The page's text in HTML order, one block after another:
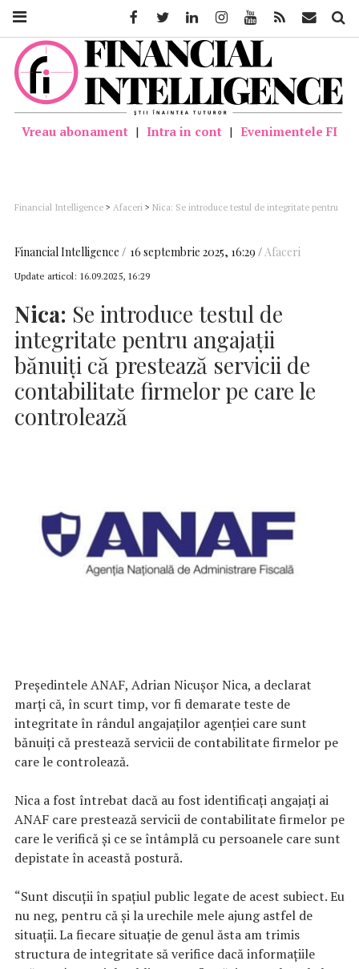
Vreau abonament | Intra in cont | Evenimentele FI
Financial Intelligence > Afaceri > Nica: Se introduce testul de integritate pentru
Financial Intelligence 16 septembrie 2025, 16:29 Afaceri
Update articol: 16.09.2025, 16:29
Nica: Se introduce testul de
integritate pentru angajaţii
bănuiţi că prestează servicii de
contabilitate firmelor pe care le
controlează
Preşedintele ANAF, Adrian Nicuşor Nica, a declarat
marţi că, în scurt timp, vor fi demarate teste de
integritate în rândul angajaţilor agenţiei care sunt
bănuiţi că prestează servicii de contabilitate firmelor pe
care le controlează.
Nica a fost întrebat dacă au fost identificaţi angajaţi ai
ANAF care prestează servicii de contabilitate firmelor pe
care le verifică şi ce se întâmplă cu persoanele care sunt
depistate în această postură.
“Sunt discuţii în spaţiul public legate de acest subiect. Eu
nu neg, pentru că şi la urechile mele ajung astfel de
situaţii. La fiecare situaţie de genul ăsta am trimis
structura de integritate să verifice dacă informaţiile
FacebookTwitter LinkedinInstagramYoutube Feed Mail